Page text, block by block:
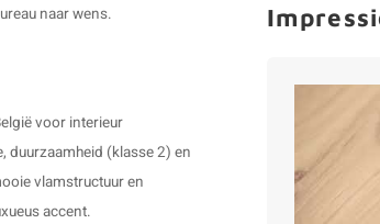
naar wens.
voor interieur
duurzaamheid (klasse 2) en
vlamstructuur en
accent.